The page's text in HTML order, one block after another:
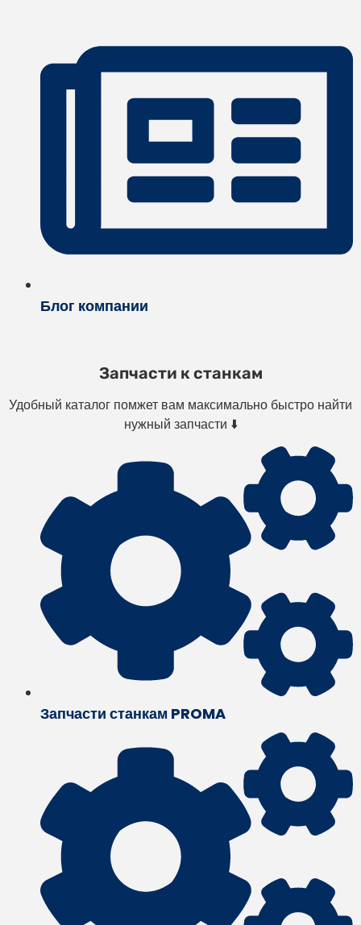
Блог компании
Запчасти к станкам
Удобный каталог помжет вам максимально быстро найти
нужный запчасти ⬇️
Запчасти станкам PROMA